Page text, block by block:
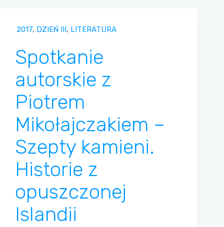
2017, DZIEŃ III, LITERATURA
Spotkanie
autorskie z
Piotrem
Mikołajczakiem –
Szepty kamieni.
Historie z
opuszczonej
Islandii